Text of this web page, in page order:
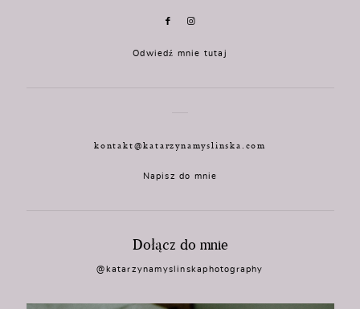
Odwiedź mnie tutaj
kontakt@katarzynamyslinska.com
Napisz do mnie
Dołącz do mnie
@katarzynamyslinskaphotography